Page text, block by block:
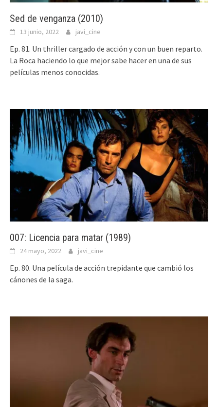
Sed de venganza (2010)
13 junio, 2022 javi_cine
Ep. 81. Un thriller cargado de acción y con un buen reparto.
La Roca haciendo lo que mejor sabe hacer en una de sus
películas menos conocidas.
007: Licencia para matar (1989)
24 mayo, 2022 javi_cine
Ep. 80. Una película de acción trepidante que cambió los
cánones de la saga.